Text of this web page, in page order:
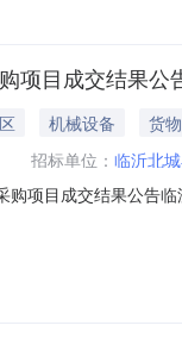
项目成交结果公
机械设备
货物
招标单位： 临沂北
购项目成交结果公告
四、主要标的信息